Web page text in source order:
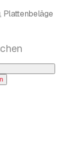
Plattenbeläge